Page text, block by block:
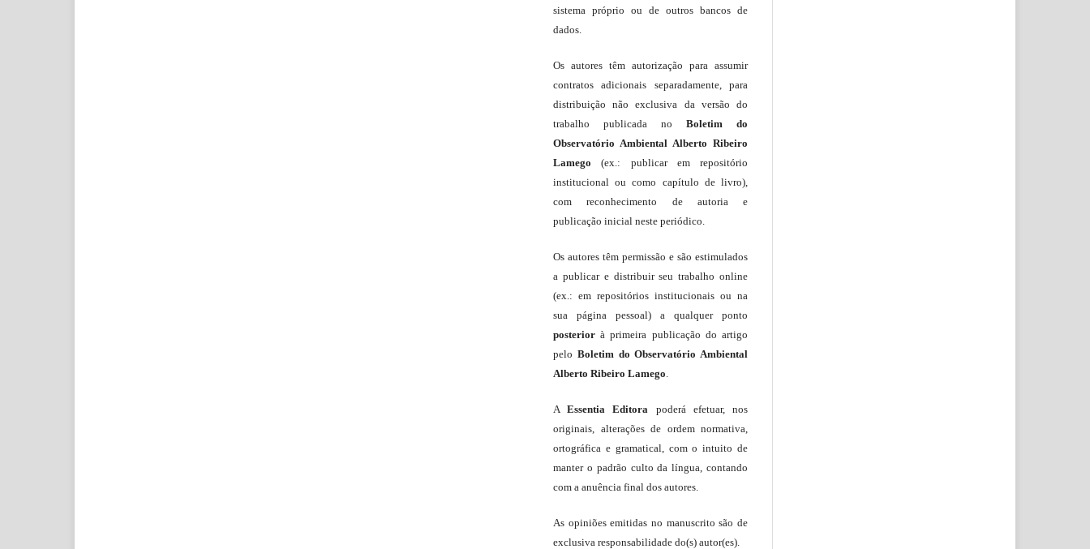
sistema próprio ou de outros bancos de
dados.
Os autores têm autorização para assumir
contratos adicionais separadamente, para
distribuição não exclusiva da versão do
trabalho publicada no Boletim do
Observatório Ambiental Alberto Ribeiro
Lamego (ex.: publicar em repositório
institucional ou como capítulo de livro),
com reconhecimento de autoria e
publicação inicial neste periódico.
Os autores têm permissão e são estimulados
a publicar e distribuir seu trabalho online
(ex.: em repositórios institucionais ou na
sua página pessoal) a qualquer ponto
posterior à primeira publicação do artigo
pelo Boletim do Observatório Ambiental
Alberto Ribeiro Lamego
AEssentia Editora poderá efetuar, nos
originais, alterações de ordem normativa,
ortográfica e gramatical, com o intuito de
manter o padrão culto da língua, contando
com a anuência final dos autores.
As opiniões emitidas no manuscrito são de
exclusiva responsabilidade do(s) autor(es).